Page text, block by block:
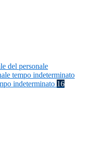
del personale
tempo indeterminato
indeterminato 16